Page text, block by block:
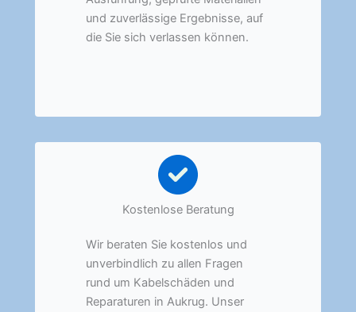
und zuverlässige Ergebnisse, auf
die Sie sich verlassen können.
Kostenlose Beratung
Wir beraten Sie kostenlos und
unverbindlich zu allen Fragen
rund um Kabelschäden und
Reparaturen in Aukrug. Unser